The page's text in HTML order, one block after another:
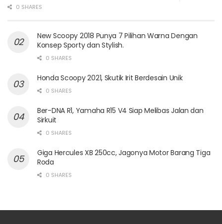
0 SHARES
New Scoopy 2018 Punya 7 Pilihan Warna Dengan
Konsep Sporty dan Stylish.
0 SHARES
Honda Scoopy 2021, Skutik Irit Berdesain Unik
0 SHARES
Ber-DNA R1, Yamaha R15 V4 Siap Melibas Jalan dan
Sirkuit
0 SHARES
Giga Hercules XB 250cc, Jagonya Motor Barang Tiga
Roda
0 SHARES